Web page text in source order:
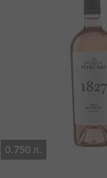
0.750 л.